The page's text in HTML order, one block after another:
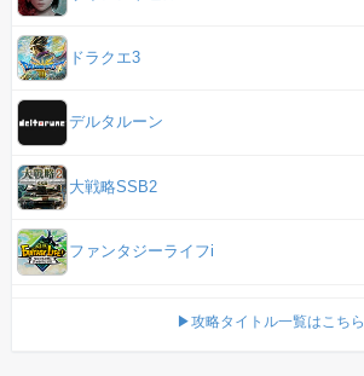
ドラクエ3
デルタルーン
大戦略SSB2
ファンタジーライフi
▶攻略タイトル一覧はこちら